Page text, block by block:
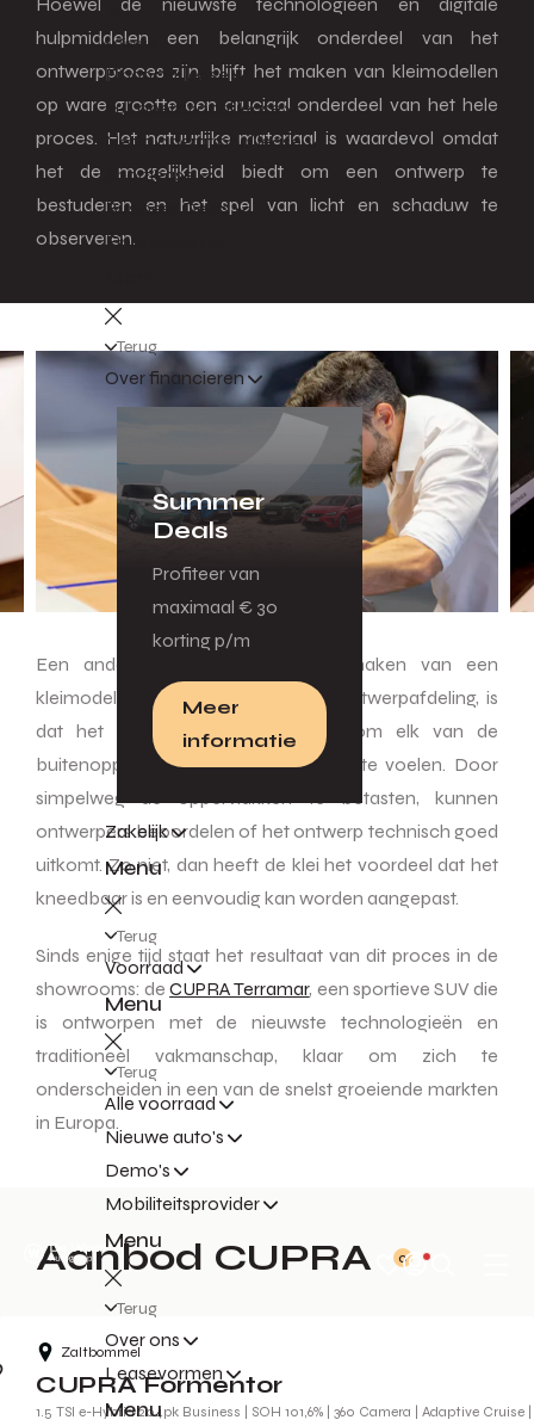
Terug
Financial lease
Full operational lease
Netto operational lease
Shortlease
Business Deals
Financieren
Terug
Over financieren
Summer
Deals
Profiteer van
maximaal € 30
korting p/m
Meer
informatie
Zakelijk
Menu
Terug
Voorraad
Menu
Terug
Alle voorraad
Nieuwe auto's
Demo's
Mobiliteitsprovider
Menu
Terug
Over ons
Leasevormen
Menu
0
Hoewel de nieuwste technologieën en digitale
hulpmiddelen een belangrijk onderdeel van het
ontwerpproces zijn, blijft het maken van kleimodellen
op ware grootte een cruciaal onderdeel van het hele
proces. Het natuurlijke materiaal is waardevol omdat
het de mogelijkheid biedt om een ontwerp te
bestuderen en het spel van licht en schaduw te
observeren.
Een andere reden waarom het maken van een
kleimodel zo waardevol is voor de ontwerpafdeling, is
dat het ontwerpers in staat stelt om elk van de
buitenoppervlakken aan te raken en te voelen. Door
simpelweg de oppervlakken te betasten, kunnen
ontwerpers beoordelen of het ontwerp technisch goed
uitkomt. Zo niet, dan heeft de klei het voordeel dat het
kneedbaar is en eenvoudig kan worden aangepast.
Sinds enige tijd staat het resultaat van dit proces in de
showrooms: deCUPRA Terramar, een sportieve SUV die
is ontworpen met de nieuwste technologieën en
traditioneel vakmanschap, klaar om zich te
onderscheiden in een van de snelst groeiende markten
in Europa.
Aanbod CUPRA
Zaltbommel
CUPRA Formentor
1.5 TSI e-Hybrid 204pk Business | SOH 101,6% | 360 Camera | Adaptive